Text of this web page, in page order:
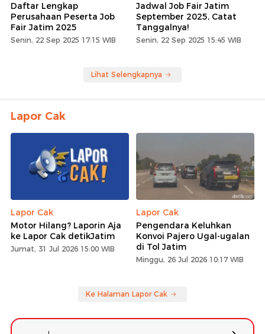
Daftar Lengkap
Perusahaan Peserta Job
Fair Jatim 2025
Senin, 22 Sep 2025 17:15 WIB
Jadwal Job Fair Jatim
September 2025, Catat
Tanggalnya!
Senin, 22 Sep 2025 15:45 WIB
Lihat Selengkapnya
Lapor Cak
Lapor Cak
Motor Hilang? Laporin Aja
ke Lapor Cak detikJatim
Jumat, 31 Jul 2026 15:00 WIB
Lapor Cak
Pengendara Keluhkan
Konvoi Pajero Ugal-ugalan
di Tol Jatim
Minggu, 26 Jul 2026 10:17 WIB
Ke Halaman Lapor Cak